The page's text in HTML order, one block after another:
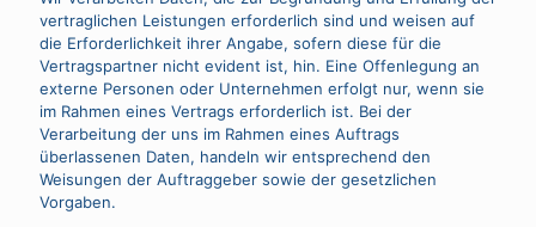
vertraglichen Leistungen erforderlich sind und weisen auf
die Erforderlichkeit ihrer Angabe, sofern diese für die
Vertragspartner nicht evident ist, hin. Eine Offenlegung an
externe Personen oder Unternehmen erfolgt nur, wenn sie
im Rahmen eines Vertrags erforderlich ist. Bei der
Verarbeitung der uns im Rahmen eines Auftrags
überlassenen Daten, handeln wir entsprechend den
Weisungen der Auftraggeber sowie der gesetzlichen
Vorgaben.